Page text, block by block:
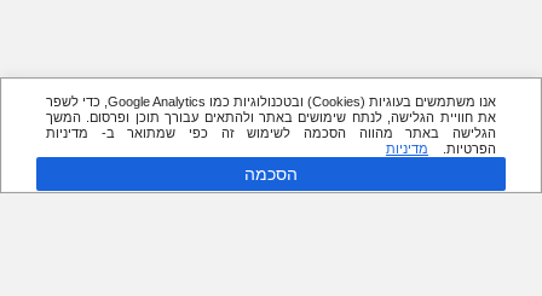
אנו משתמשים בעוגיות (Cookies) ובטכנולוגיות כמו Google Analytics, כדי לשפר
את חוויית הגלישה, לנתח שימושים באתר ולהתאים עבורך תוכן ופרסום. המשך
הגלישה באתר מהווה הסכמה לשימוש זה כפי שמתואר ב- מדיניות
הפרטיות.
מדיניות
הסכמה